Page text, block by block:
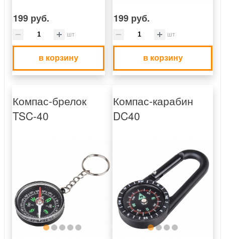
199 руб.
шт
в корзину
199 руб.
шт
в корзину
Компас-брелок
TSC-40
Компас-карабин
DC40